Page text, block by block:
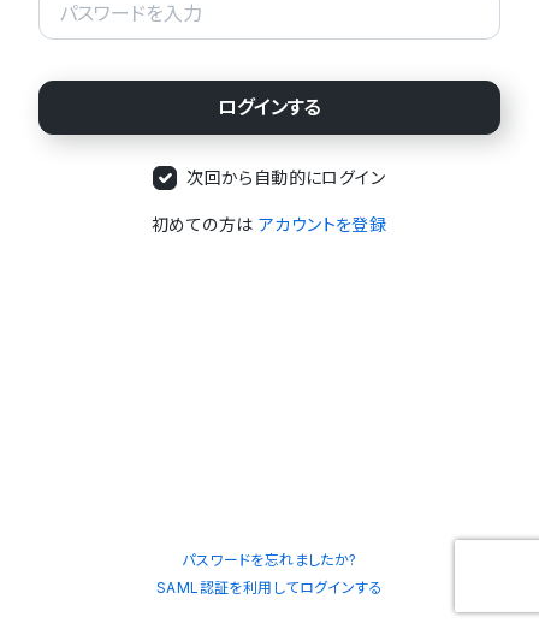
次回から自動的にログイン
初めての方は アカウントを登録
パスワードを忘れましたか?
SAML認証を利用してログインする